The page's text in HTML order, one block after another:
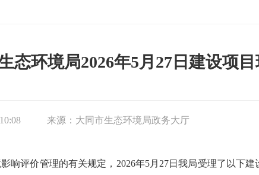
态环境局2026年5月27日建设项
来源： 大同市生态环境局政务大厅
响评价管理的有关规定， 2026年5月 27日我局受理了 以下建